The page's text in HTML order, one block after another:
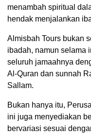
menambah spiritual
hendak menjalankan
Almisbah Tours bukan
ibadah, namun selama
seluruh jamaahnya
Al-Quran dan sunnah
Sallam.
Bukan hanya itu,
ini juga menyediakan
bervariasi sesuai